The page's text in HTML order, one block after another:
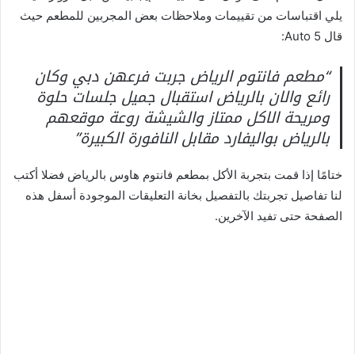
يلي اقتباسات من تقييمات وملاحظات بعض المجربين للمطعم حيث
قال Auto 5:
“مطعم فانتوم الرياض جربت فرعهن دبي وكان
رائع والان بالرياض استقبال جميل جلسات حلوة
ومريحة الاكل ممتاز والشيشة روعة موقعهم
بالرياض بواليفارد مقابل النافورة الكبيرة”
ختامًا إذا قمت بتجربة الأكل بمطعم فانتوم هاوس بالرياض فضلا أكتب
لنا تفاصيل تجربتك بالتفصيل بخانة التعليقات الموجودة أسفل هذه
الصفحة حتى تفيد الآخرين.